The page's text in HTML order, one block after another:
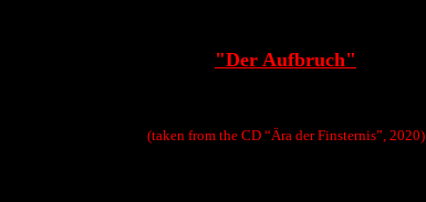
"Der Aufbruch"
(taken from the CD “Ära der Finsternis”, 2020)